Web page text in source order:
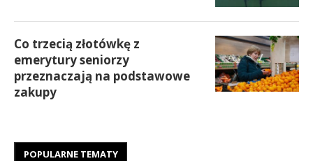
Co trzecią złotówkę z
emerytury seniorzy
przeznaczają na podstawowe
zakupy
POPULARNE TEMATY